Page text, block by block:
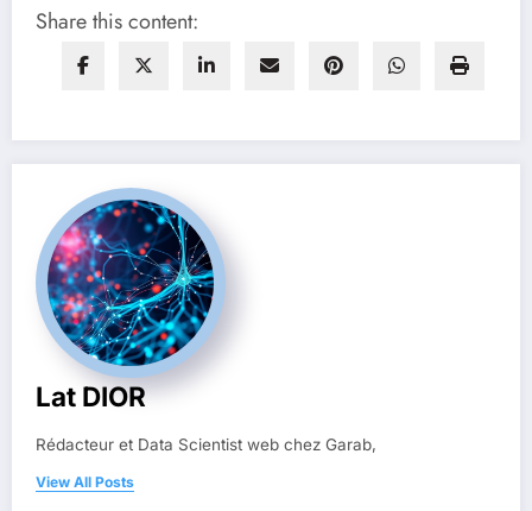
Share this content:
Lat DIOR
Rédacteur et Data Scientist web chez Garab,
View All Posts